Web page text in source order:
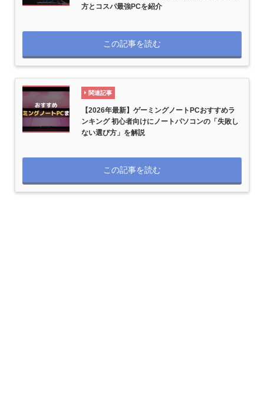
方とコスパ最強PCを紹介
この記事を読む
関連記事
【2026年最新】ゲーミングノートPCおすすめラ
ンキング 初心者向けにノートパソコンの「失敗し
ない選び方」を解説
この記事を読む